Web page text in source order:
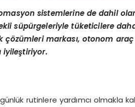
sistemlerine de dahil
süpürgeleriyle tüketicilere
çözümleri markası, otonom
iyileştiriyor.
rutinlere yardımcı olmakla